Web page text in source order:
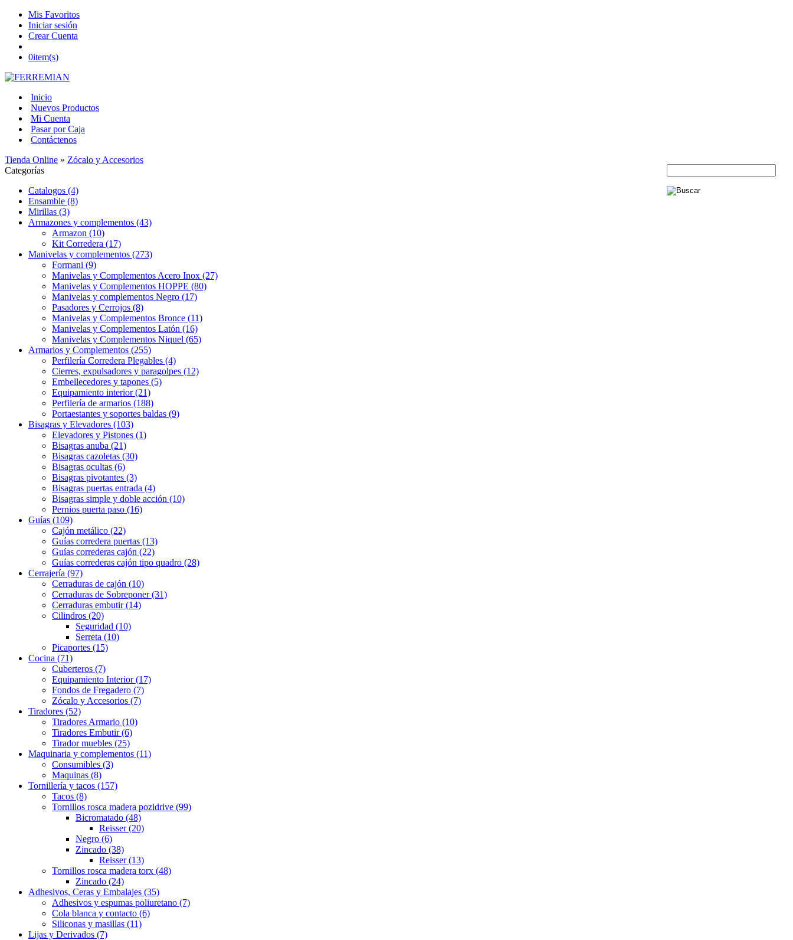
Mis Favoritos
Iniciar sesión
Crear Cuenta
0item(s)
Inicio
Nuevos Productos
Mi Cuenta
Pasar por Caja
Contáctenos
Tienda Online » Zócalo y Accesorios
Categorías
Catalogos (4)
Ensamble (8)
Mirillas (3)
Armazones y complementos (43)
Armazon (10)
Kit Corredera (17)
Manivelas y complementos (273)
Formani (9)
Manivelas y Complementos Acero Inox (27)
Manivelas y Complementos HOPPE (80)
Manivelas y complementos Negro (17)
Pasadores y Cerrojos (8)
Manivelas y Complementos Bronce (11)
Manivelas y Complementos Latón (16)
Manivelas y Complementos Niquel (65)
Armarios y Complementos (255)
Perfilería Corredera Plegables (4)
Cierres, expulsadores y paragolpes (12)
Embellecedores y tapones (5)
Equipamiento interior (21)
Perfilería de armarios (188)
Portaestantes y soportes baldas (9)
Bisagras y Elevadores (103)
Elevadores y Pistones (1)
Bisagras anuba (21)
Bisagras cazoletas (30)
Bisagras ocultas (6)
Bisagras pivotantes (3)
Bisagras puertas entrada (4)
Bisagras simple y doble acción (10)
Pernios puerta paso (16)
Guías (109)
Cajón metálico (22)
Guías corredera puertas (13)
Guías correderas cajón (22)
Guías correderas cajón tipo quadro (28)
Cerrajería (97)
Cerraduras de cajón (10)
Cerraduras de Sobreponer (31)
Cerraduras embutir (14)
Cilindros (20)
Seguridad (10)
Serreta (10)
Picaportes (15)
Cocina (71)
Cuberteros (7)
Equipamiento Interior (17)
Fondos de Fregadero (7)
Zócalo y Accesorios (7)
Tiradores (52)
Tiradores Armario (10)
Tiradores Embutir (6)
Tirador muebles (25)
Maquinaria y complementos (11)
Consumibles (3)
Maquinas (8)
Tornillería y tacos (157)
Tacos (8)
Tornillos rosca madera pozidrive (99)
Bicromatado (48)
Reisser (20)
Negro (6)
Zincado (38)
Reisser (13)
Tornillos rosca madera torx (48)
Zincado (24)
Adhesivos, Ceras y Embalajes (35)
Adhesivos y espumas poliuretano (7)
Cola blanca y contacto (6)
Siliconas y masillas (11)
Lijas y Derivados (7)